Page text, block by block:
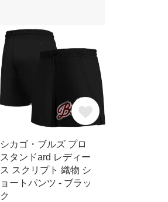
シカゴ・ブルズ プロ
スタンドard レディー
ス スクリプト 織物 シ
ョートパンツ - ブラッ
ク